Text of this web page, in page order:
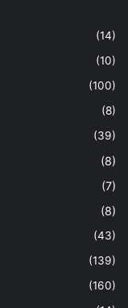
(14)
(10)
(100)
(8)
(39)
(8)
(7)
(8)
(43)
(139)
(160)